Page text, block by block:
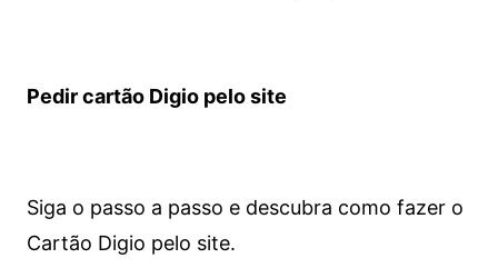
Pedir cartão Digio pelo site
Siga o passo a passo e descubra como fazer o
Cartão Digio pelo site.